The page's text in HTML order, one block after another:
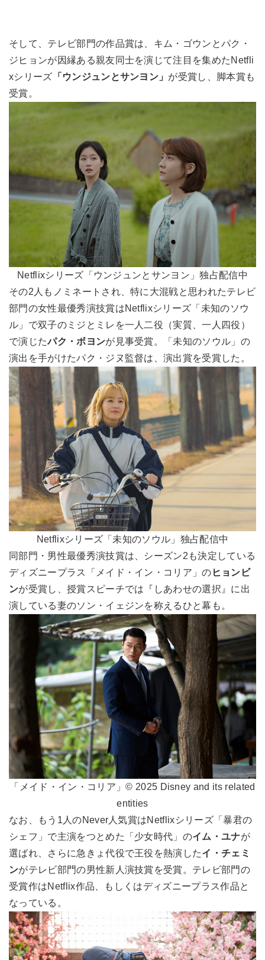
そして、テレビ部門の作品賞は、キム・ゴウンとパク・
ジヒョンが因縁ある親友同士を演じて注目を集めたNetfli
xシリーズ 「ウンジュンとサンヨン」 が受賞し、脚本賞も
受賞。
Netflixシリーズ「ウンジュンとサンヨン」独占配信中
その2人もノミネートされ、特に大混戦と思われたテレビ
部門の女性最優秀演技賞はNetflixシリーズ「未知のソウ
ル」で双子のミジとミレを一人二役（実質、一人四役）
で演じたパク・ボヨンが見事受賞。「未知のソウル」の
演出を手がけたパク・ジヌ監督は、演出賞を受賞した。
Netflixシリーズ「未知のソウル」独占配信中
同部門・男性最優秀演技賞は、シーズン2も決定している
ディズニープラス「メイド・イン・コリア」の ヒョンビ
ンが受賞し、授賞スピーチでは『しあわせの選択』に出
演している妻のソン・イェジンを称えるひと幕も。
「メイド・イン・コリア」© 2025 Disney and its related
entities
なお、もう1人のNever人気賞はNetflixシリーズ「暴君の
シェフ」で主演をつとめた「少女時代」のイム・ユナが
選ばれ、さらに急きょ代役で王役を熱演したイ・チェミ
ンがテレビ部門の男性新人演技賞を受賞。テレビ部門の
受賞作はNetflix作品、もしくはディズニープラス作品と
なっている。